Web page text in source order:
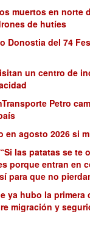
muertos en norte
de hutíes
Donostia del 74
un centro de
Petro
en agosto 2026 si
las patatas se te
porque entran en
para que no
ya hubo la
migración y